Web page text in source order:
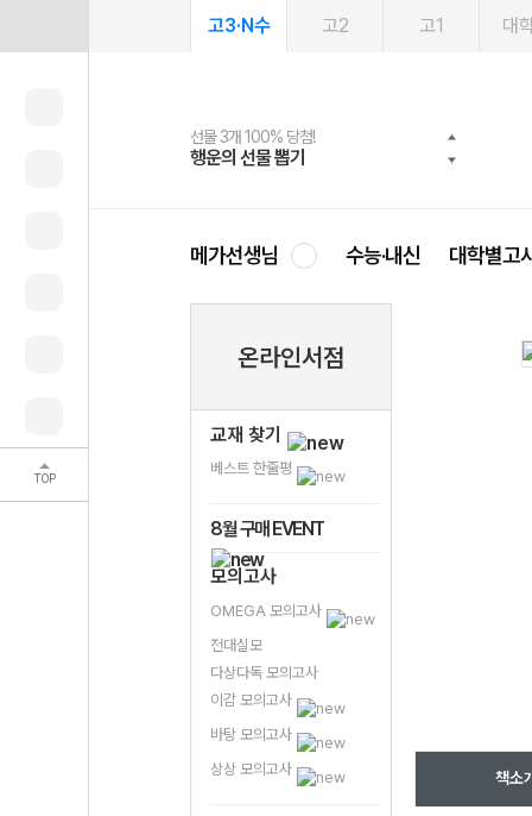
TOP
고3·N수 고2 고1 대
선물 3개 100% 당첨!
행운의 선물 뽑기
선물 100% 증정!
메가스터디 X 올리브
여름방학 스터디 캐시백
메가런 썸머스쿨
2027 러셀 단과
강사 공개선발
스마트러닝앱
설문 EVENT
메가패스
3일 무료 체험권
메가패스 수강생 무료혜택!
메가클럽 멤버십
사회공헌 캠페인
희망이룸 메가나눔
메가선생님 수능·내신 대학별고
온라인서점
교재 찾기
베스트 한줄평
8월 구매 EVENT
모의고사
OMEGA 모의고사
전대실모
다상다독 모의고사
이감 모의고사
바탕 모의고사
상상 모의고사
책소